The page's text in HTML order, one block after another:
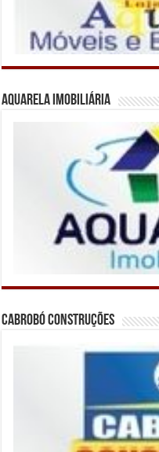
Aquarela Imobiliária
Cabrobó Construções